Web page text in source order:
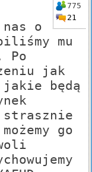
775
21
nas o
mu
Po
jak
będą
go